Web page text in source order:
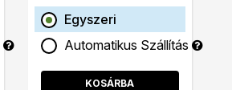
Egyszeri
Automatikus Szállítás
KOSÁRBA